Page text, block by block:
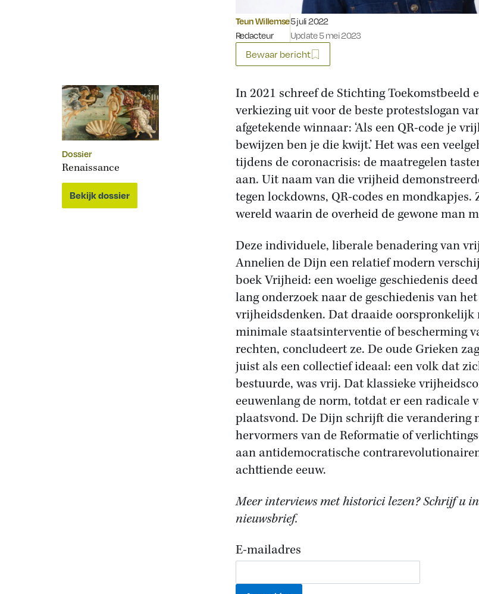
Teun Willemse
Redacteur
Gepubliceerd op:
5 juli 2022
Update 5 mei 2023
Bewaar bericht
Dossier
Renaissance
Bekijk dossier
In 2021 schreef de Stichting Toekomstbeeld
verkiezing uit voor de beste protestslogan
afgetekende winnaar: ‘Als een QR-code je
bewijzen ben je die kwijt.’ Het was een
tijdens de coronacrisis: de maatregelen
aan. Uit naam van die vrijheid
tegen lockdowns, QR-codes en mondkapjes.
wereld waarin de overheid de gewone man
Deze individuele, liberale benadering van
Annelien de Dijn een relatief modern
boek Vrijheid: een woelige geschiedenis
lang onderzoek naar de geschiedenis van
vrijheidsdenken. Dat draaide oorspronkelijk
minimale staatsinterventie of bescherming
rechten, concludeert ze. De oude Grieken
juist als een collectief ideaal: een volk dat
bestuurde, was vrij. Dat klassieke
eeuwenlang de norm, totdat er een radicale
plaatsvond. De Dijn schrijft die verandering
hervormers van de Reformatie of
aan antidemocratische
achttiende eeuw.
Meer interviews met historici lezen? Schrijf u
nieuwsbrief.
E-mailadres